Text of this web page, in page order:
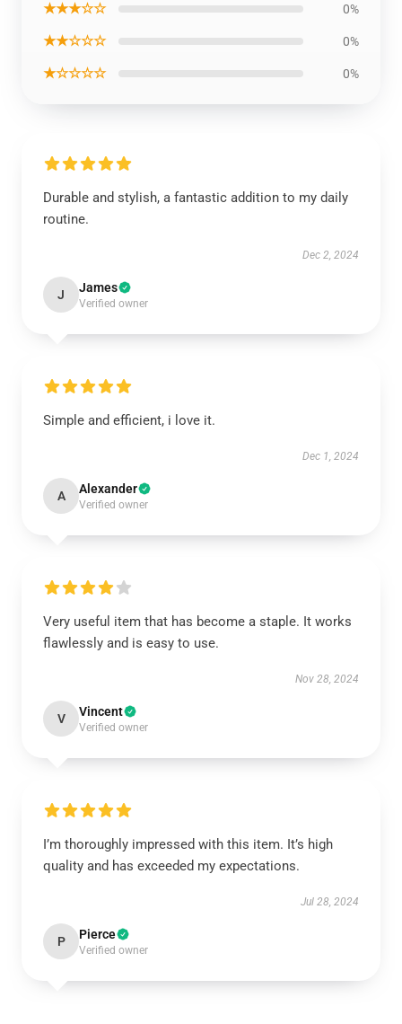
★★★☆☆ 0%
★★☆☆☆ 0%
★☆☆☆☆ 0%
Durable and stylish, a fantastic addition to my daily
routine.
Dec 2, 2024
J James
Verified owner
Simple and efficient, i love it.
Dec 1, 2024
A Alexander
Verified owner
Very useful item that has become a staple. It works
flawlessly and is easy to use.
Nov 28, 2024
V Vincent
Verified owner
I’m thoroughly impressed with this item. It’s high
quality and has exceeded my expectations.
Jul 28, 2024
P Pierce
Verified owner